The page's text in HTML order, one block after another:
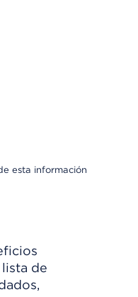
esta información
de